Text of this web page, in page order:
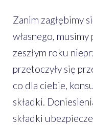
Zanim zagłębimy
własnego,
zeszłym roku
przetoczyły się
co dla ciebie,
składki.
składki